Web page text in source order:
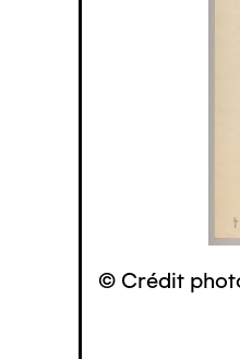
© Crédit